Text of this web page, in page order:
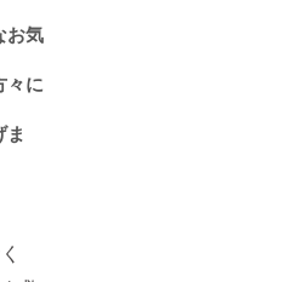
お気
々に
ま